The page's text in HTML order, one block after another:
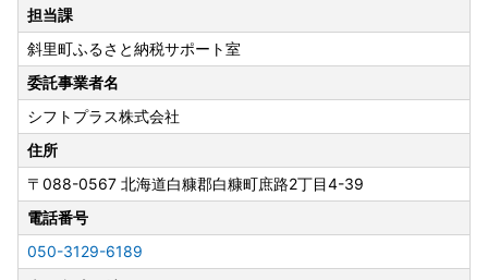
認ください。
(外部サイトへ遷移します。個人情報の保護は遷移先サイト
の方針に従います。)
添付書類の不備等がないよう提出前によくご確認の上、送付
をお願いします。
★オンラインでのワンストップ特例申請も可能です。
【ふるまど】ワンストップ特例制度の手続きをスマホででき
るサービス
https://furumado.jp/
上記URLに、電子申請についてご紹介しておりますのでご確
担当課
斜里町ふるさと納税サポート室
委託事業者名
シフトプラス株式会社
住所
〒088-0567 北海道白糠郡白糠町庶路2丁目4-39
電話番号
050-3129-6189